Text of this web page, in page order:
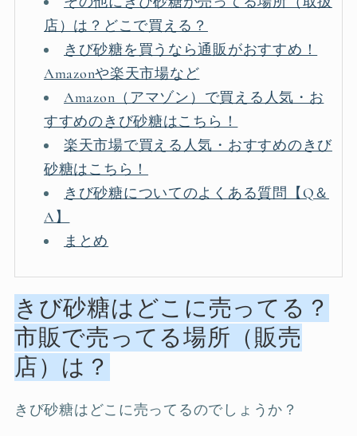
店）は？どこで買える？
きび砂糖を買うなら通販がおすすめ！
Amazonや楽天市場など
Amazon（アマゾン）で買える人気・お
すすめのきび砂糖はこちら！
楽天市場で買える人気・おすすめのきび
砂糖はこちら！
きび砂糖についてのよくある質問【Q＆
A】
まとめ
きび砂糖はどこに売ってる？
市販で売ってる場所（販売
店）は？
きび砂糖はどこに売ってるのでしょうか？